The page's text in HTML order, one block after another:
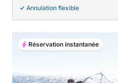
Annulation flexible
Réservation instantanée